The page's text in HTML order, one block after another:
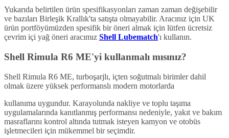
Yukarıda belirtilen ürün spesifikasyonları zaman zaman değişebilir
ve bazıları Birleşik Krallık'ta satışta olmayabilir. Aracınız için UK
ürün portföyümüzden spesifik bir öneri almak için lütfen ücretsiz
çevrim içi yağ öneri aracımız Shell Lubematch'ı kullanın.
Shell Rimula R6 ME'yi kullanmalı mısınız?
Shell Rimula R6 ME, turboşarjlı, içten soğutmalı birimler dahil
olmak üzere yüksek performanslı modern motorlarda
kullanıma uygundur. Karayolunda nakliye ve toplu taşıma
uygulamalarında kanıtlanmış performansı nedeniyle, yakıt ve bakım
masraflarını kontrol altında tutmak isteyen kamyon ve otobüs
işletmecileri için mükemmel bir seçimdir.